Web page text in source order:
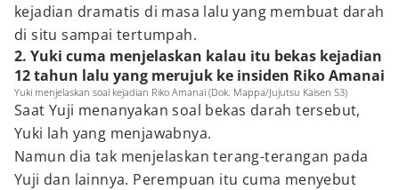
kejadian dramatis di masa lalu yang membuat darah
di situ sampai tertumpah.
2. Yuki cuma menjelaskan kalau itu bekas kejadian
12 tahun lalu yang merujuk ke insiden Riko Amanai
Yuki menjelaskan soal kejadian Riko Amanai (Dok. Mappa/Jujutsu Kaisen S3)
Saat Yuji menanyakan soal bekas darah tersebut,
Yuki lah yang menjawabnya.
Namun dia tak menjelaskan terang-terangan pada
Yuji dan lainnya. Perempuan itu cuma menyebut